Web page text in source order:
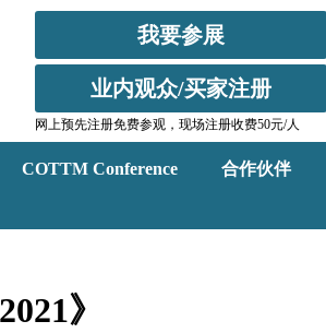
我要参展
业内观众/买家注册
网上预先注册免费参观，现场注册收费50元/人
COTTM Conference 合作伙伴
》